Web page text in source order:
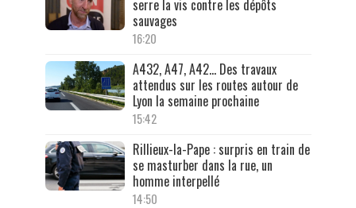
serre la vis contre les dépôts
sauvages
16:20
A432, A47, A42… Des travaux
attendus sur les routes autour de
Lyon la semaine prochaine
15:42
Rillieux-la-Pape : surpris en train de
se masturber dans la rue, un
homme interpellé
14:50